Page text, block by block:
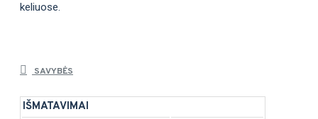
keliuose.
SAVYBĖS
IŠMATAVIMAI